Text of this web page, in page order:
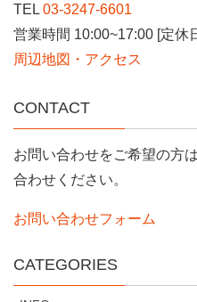
TEL 03-3247-6601
営業時間 10:00~17:00 [定休
周辺地図・アクセス
CONTACT
お問い合わせをご希望の方
合わせください。
お問い合わせフォーム
CATEGORIES